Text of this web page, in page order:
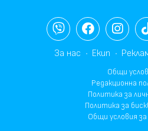
За нас Екип
Общи
Редакционна
Политика за
Политика за
Общи условия за